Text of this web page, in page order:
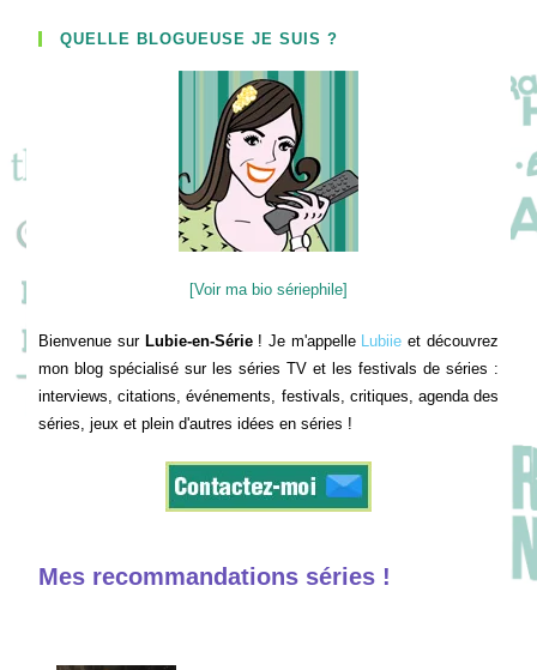
QUELLE BLOGUEUSE JE SUIS ?
[Voir ma bio sériephile]
Bienvenue sur Lubie-en-Série! Je m'appelle Lubiie et découvrez
mon blog spécialisé sur les séries TV et les festivals de séries :
interviews, citations, événements, festivals, critiques, agenda des
séries, jeux et plein d'autres idées en séries !
Mes recommandations séries !